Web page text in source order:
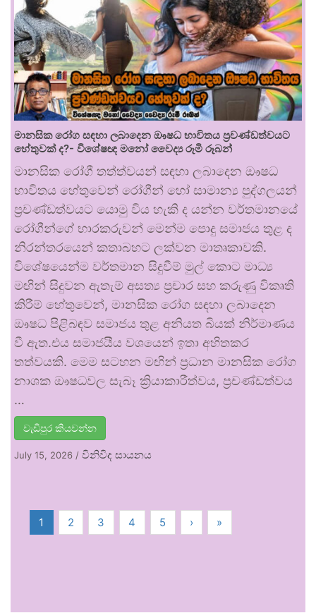
මානසික රෝග සඳහා ලබාදෙන ඖෂධ භාවිතය ප්‍රචණ්ඩත්වයට
හේතුවක් ද?- විශේෂඥ මනෝ වෛද්‍ය රූමි රූබන්
මානසික රෝගී තත්ත්වයන් සඳහා ලබාදෙන ඖෂධ
භාවිතය හේතුවෙන් රෝගීන් හෝ සාමාන්‍ය පුද්ගලයන්
ප්‍රචණ්ඩත්වයට යොමු විය හැකි ද යන්න වර්තමානයේ
රෝගීන්ගේ භාරකරුවන් මෙන්ම පොදු සමාජය තුළ ද
නිරන්තරයෙන් කතාබහට ලක්වන මාතෘකාවකි.
විශේෂයෙන්ම වර්තමාන සිදුවීම් මුල් කොට මාධ්‍ය
මඟින් සිදුවන ඇතැම් අසත්‍ය ප්‍රචාර සහ කරුණු විකෘති
කිරීම් හේතුවෙන්, මානසික රෝග සඳහා ලබාදෙන
ඖෂධ පිළිබඳව සමාජය තුළ අනියත බියක් නිර්මාණය
වී ඇත.එය සමාජයීය වශයෙන් ඉතා අහිතකර
තත්වයකි. මෙම සටහන මඟින් ප්‍රධාන මානසික රෝග
නාශක ඖෂධවල සැබෑ ක්‍රියාකාරීත්වය, ප්‍රචණ්ඩත්වය
…
වැඩිපුර කියවන්න
July 15, 2026 / විනිවිද සායනය
1 2 3 4 5 › »